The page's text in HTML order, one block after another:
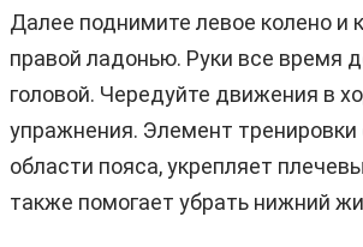
Далее поднимите левое колено и
правой ладонью. Руки все время
головой. Чередуйте движения в
упражнения. Элемент
области пояса, укрепляет
также помогает убрать нижний